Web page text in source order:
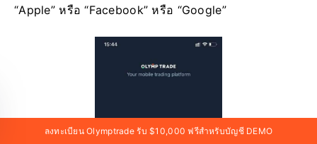
“Apple” หรือ “Facebook” หรือ “Google”
ลงทะเบียน Olymptrade รับ $10,000 ฟรีสำหรับบัญชี DEMO